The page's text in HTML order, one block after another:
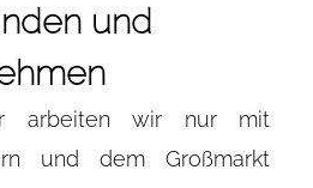
und
arbeiten wir nur mit
und dem Großmarkt